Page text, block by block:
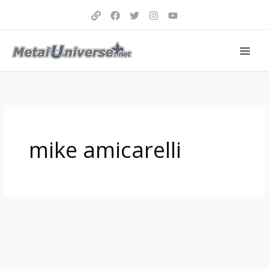
mike amicarelli